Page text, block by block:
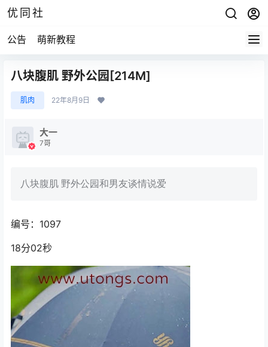
优同社
公告 萌新教程
八块腹肌 野外公园[214M]
肌肉 22年8月9日
大一
7哥
八块腹肌 野外公园和男友谈情说爱
编号：1097
18分02秒